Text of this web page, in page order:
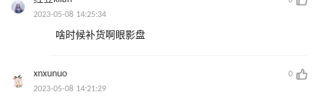
2023-05-08 14:25:34
啥时候补货啊眼影盘
xnxunuo
0
2023-05-08 14:21:29